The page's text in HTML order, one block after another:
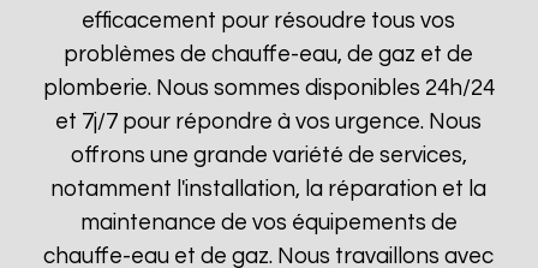
efficacement pour résoudre tous vos
problèmes de chauffe-eau, de gaz et de
plomberie. Nous sommes disponibles 24h/24
et 7j/7 pour répondre à vos urgence. Nous
offrons une grande variété de services,
notamment l'installation, la réparation et la
maintenance de vos équipements de
chauffe-eau et de gaz. Nous travaillons avec